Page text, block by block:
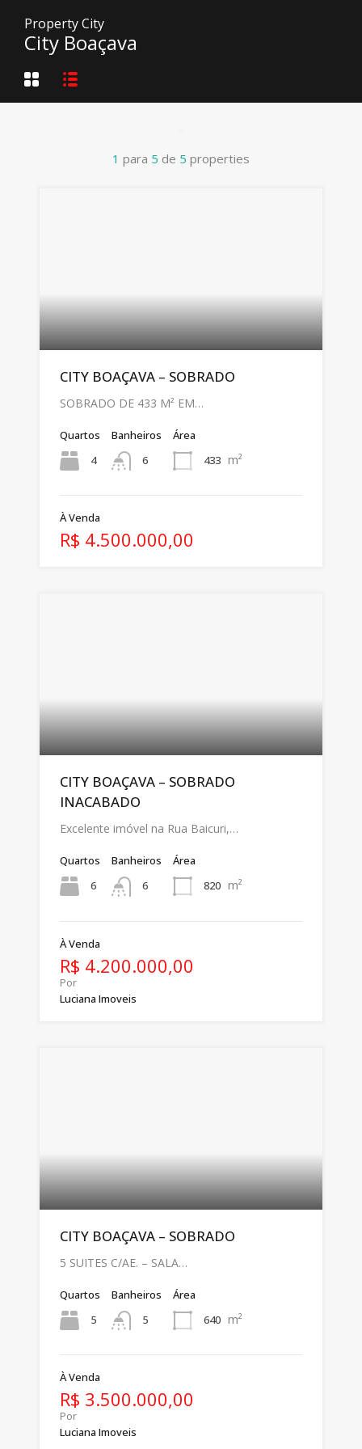
Property City
City Boaçava
1 para 5 de 5 properties
CITY BOAÇAVA – SOBRADO
SOBRADO DE 433 M² EM…
Quartos
4
Banheiros
6
Área
433 m²
À Venda
R$ 4.500.000,00
CITY BOAÇAVA – SOBRADO
INACABADO
Excelente imóvel na Rua Baicuri,…
Quartos
6
Banheiros
6
Área
820 m²
À Venda
R$ 4.200.000,00
Por
Luciana Imoveis
CITY BOAÇAVA – SOBRADO
5 SUITES C/AE. – SALA…
Quartos
5
Banheiros
5
Área
640 m²
À Venda
R$ 3.500.000,00
Por
Luciana Imoveis